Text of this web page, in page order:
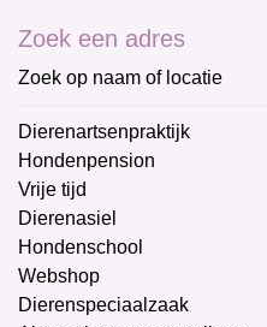
Zoek een adres
Zoek op naam of locatie
Dierenartsenpraktijk
Hondenpension
Vrije tijd
Dierenasiel
Hondenschool
Webshop
Dierenspeciaalzaak